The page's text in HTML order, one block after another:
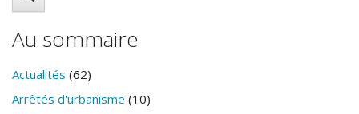
Au sommaire
Actualités (62)
Arrêtés d'urbanisme (10)